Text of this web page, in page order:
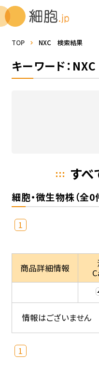
TOP NXC 検索結果
キーワード：NXC
す
細胞・微生物株（全0
1
商品詳細情報
情報はございません
1